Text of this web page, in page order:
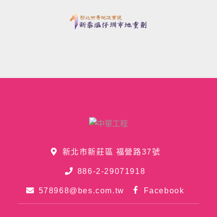
新北市新莊區 福營路37號
886-2-29071918
578968@bes.com.tw Facebook